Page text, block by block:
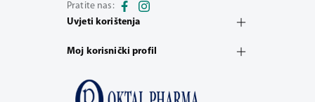
Pratite nas:
Uvjeti korištenja
Moj korisnički profil